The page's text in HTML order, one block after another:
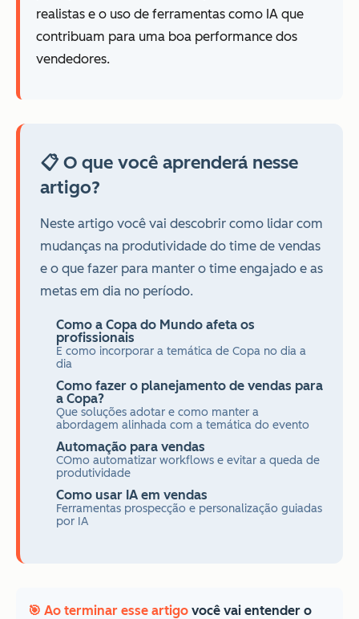
realistas e o uso de ferramentas como IA que
contribuam para uma boa performance dos
vendedores.
📋 O que você aprenderá nesse
artigo?
Neste artigo você vai descobrir como lidar com
mudanças na produtividade do time de vendas
e o que fazer para manter o time engajado e as
metas em dia no período.
Como a Copa do Mundo afeta os
profissionais
E como incorporar a temática de Copa no dia a
dia
Como fazer o planejamento de vendas para
a Copa?
Que soluções adotar e como manter a
abordagem alinhada com a temática do evento
Automação para vendas
COmo automatizar workflows e evitar a queda de
produtividade
Como usar IA em vendas
Ferramentas prospecção e personalização guiadas
por IA
🎯 Ao terminar esse artigo você vai entender o